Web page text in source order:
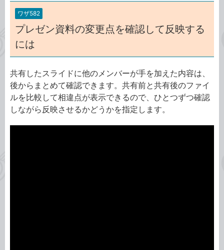
ワザ582
プレゼン資料の変更点を確認して反映する
には
共有したスライドに他のメンバーが手を加えた内容は、
後からまとめて確認できます。共有前と共有後のファイ
ルを比較して相違点が表示できるので、ひとつずつ確認
しながら反映させるかどうかを指定します。